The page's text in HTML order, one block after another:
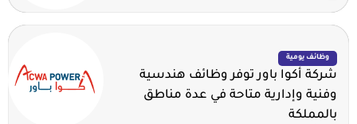
وظائف يومية
شركة أكوا باور توفر وظائف هندسية
وفنية وإدارية متاحة في عدة مناطق
بالمملكة